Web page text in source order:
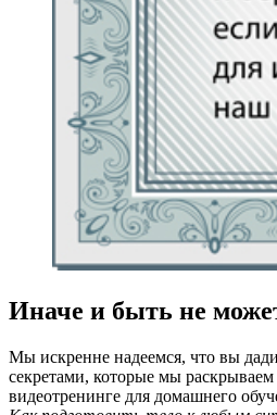
Иначе и быть не
Мы искренне надеемся, что вы
секретами, которые мы
видеотренинге для домашнего